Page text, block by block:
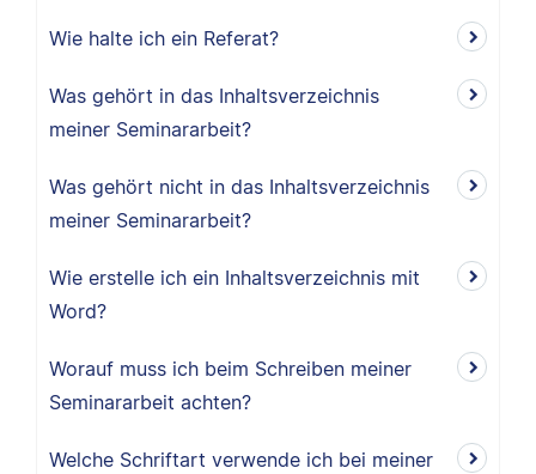
Wie halte ich ein Referat?
Was gehört in das Inhaltsverzeichnis
meiner Seminararbeit?
Was gehört nicht in das Inhaltsverzeichnis
meiner Seminararbeit?
Wie erstelle ich ein Inhaltsverzeichnis mit
Word?
Worauf muss ich beim Schreiben meiner
Seminararbeit achten?
Welche Schriftart verwende ich bei meiner